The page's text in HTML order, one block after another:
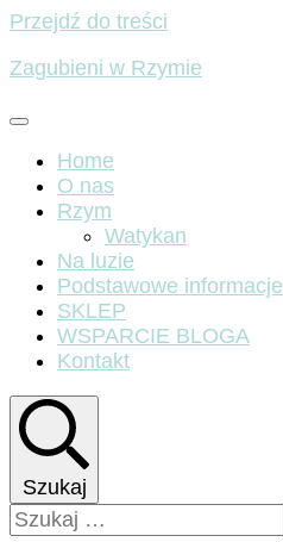
Przejdź do treści
Zagubieni w Rzymie
Home
O nas
Rzym
Watykan
Na luzie
Podstawowe informacje
SKLEP
WSPARCIE BLOGA
Kontakt
Szukaj
Szukaj: